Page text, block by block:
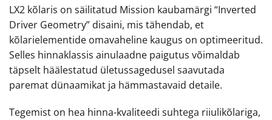
LX2 kõlaris on säilitatud Mission kaubamärgi “Inverted
Driver Geometry” disaini, mis tähendab, et
kõlarielementide omavaheline kaugus on optimeeritud.
Selles hinnaklassis ainulaadne paigutus võimaldab
täpselt häälestatud ületussagedusel saavutada
paremat dünaamikat ja hämmastavaid detaile.
Tegemist on hea hinna-kvaliteedi suhtega riiulikõlariga,